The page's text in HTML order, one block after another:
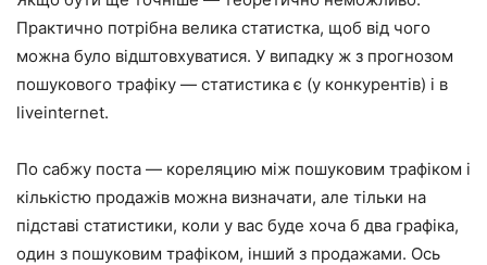
Практично потрібна велика статистка, щоб від чого
можна було відштовхуватися. У випадку ж з прогнозом
пошукового трафіку — статистика є (у конкурентів) і в
liveinternet.
По сабжу поста — кореляцию між пошуковим трафіком і
кількістю продажів можна визначати, але тільки на
підставі статистики, коли у вас буде хоча б два графіка,
один з пошуковим трафіком, інший з продажами. Ось